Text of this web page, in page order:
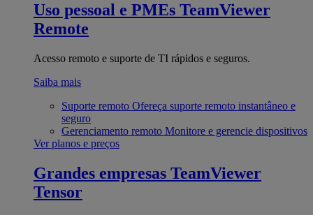
Uso pessoal e PMEs TeamViewer
Remote
Acesso remoto e suporte de TI rápidos e seguros.
Saiba mais
Suporte remoto Ofereça suporte remoto instantâneo e
seguro
Gerenciamento remoto Monitore e gerencie dispositivos
Ver planos e preços
Grandes empresas TeamViewer
Tensor